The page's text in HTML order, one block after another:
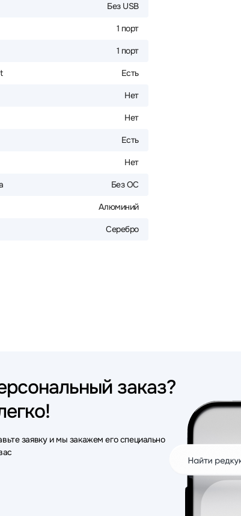
Без USB
1 порт
1 порт
Есть
Нет
Нет
Есть
Нет
Без ОС
Алюминий
Серебро
заказ?
заявку и мы закажем его специально